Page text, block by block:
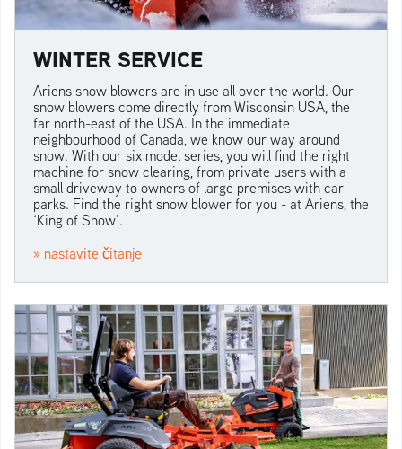
WINTER SERVICE
Ariens snow blowers are in use all over the world. Our
snow blowers come directly from Wisconsin USA, the
far north-east of the USA. In the immediate
neighbourhood of Canada, we know our way around
snow. With our six model series, you will find the right
machine for snow clearing, from private users with a
small driveway to owners of large premises with car
parks. Find the right snow blower for you - at Ariens, the
‘King of Snow’.
» nastavite čitanje